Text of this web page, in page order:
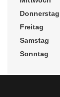
Donnerstag
Freitag
Samstag
Sonntag